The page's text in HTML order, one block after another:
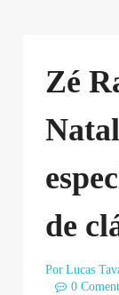
Zé
de
Por Lucas
0